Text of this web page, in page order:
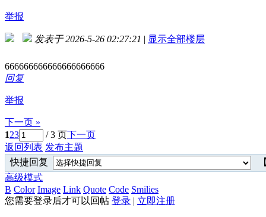
举报
发表于 2026-5-26 02:27:21 | 显示全部楼层
666666666666666666666
回复
举报
下一页 »
123 / 3 页下一页
返回列表 发布主题
快捷回复
高级模式
B Color Image Link Quote Code Smilies
您需要登录后才可以回帖 登录 | 立即注册